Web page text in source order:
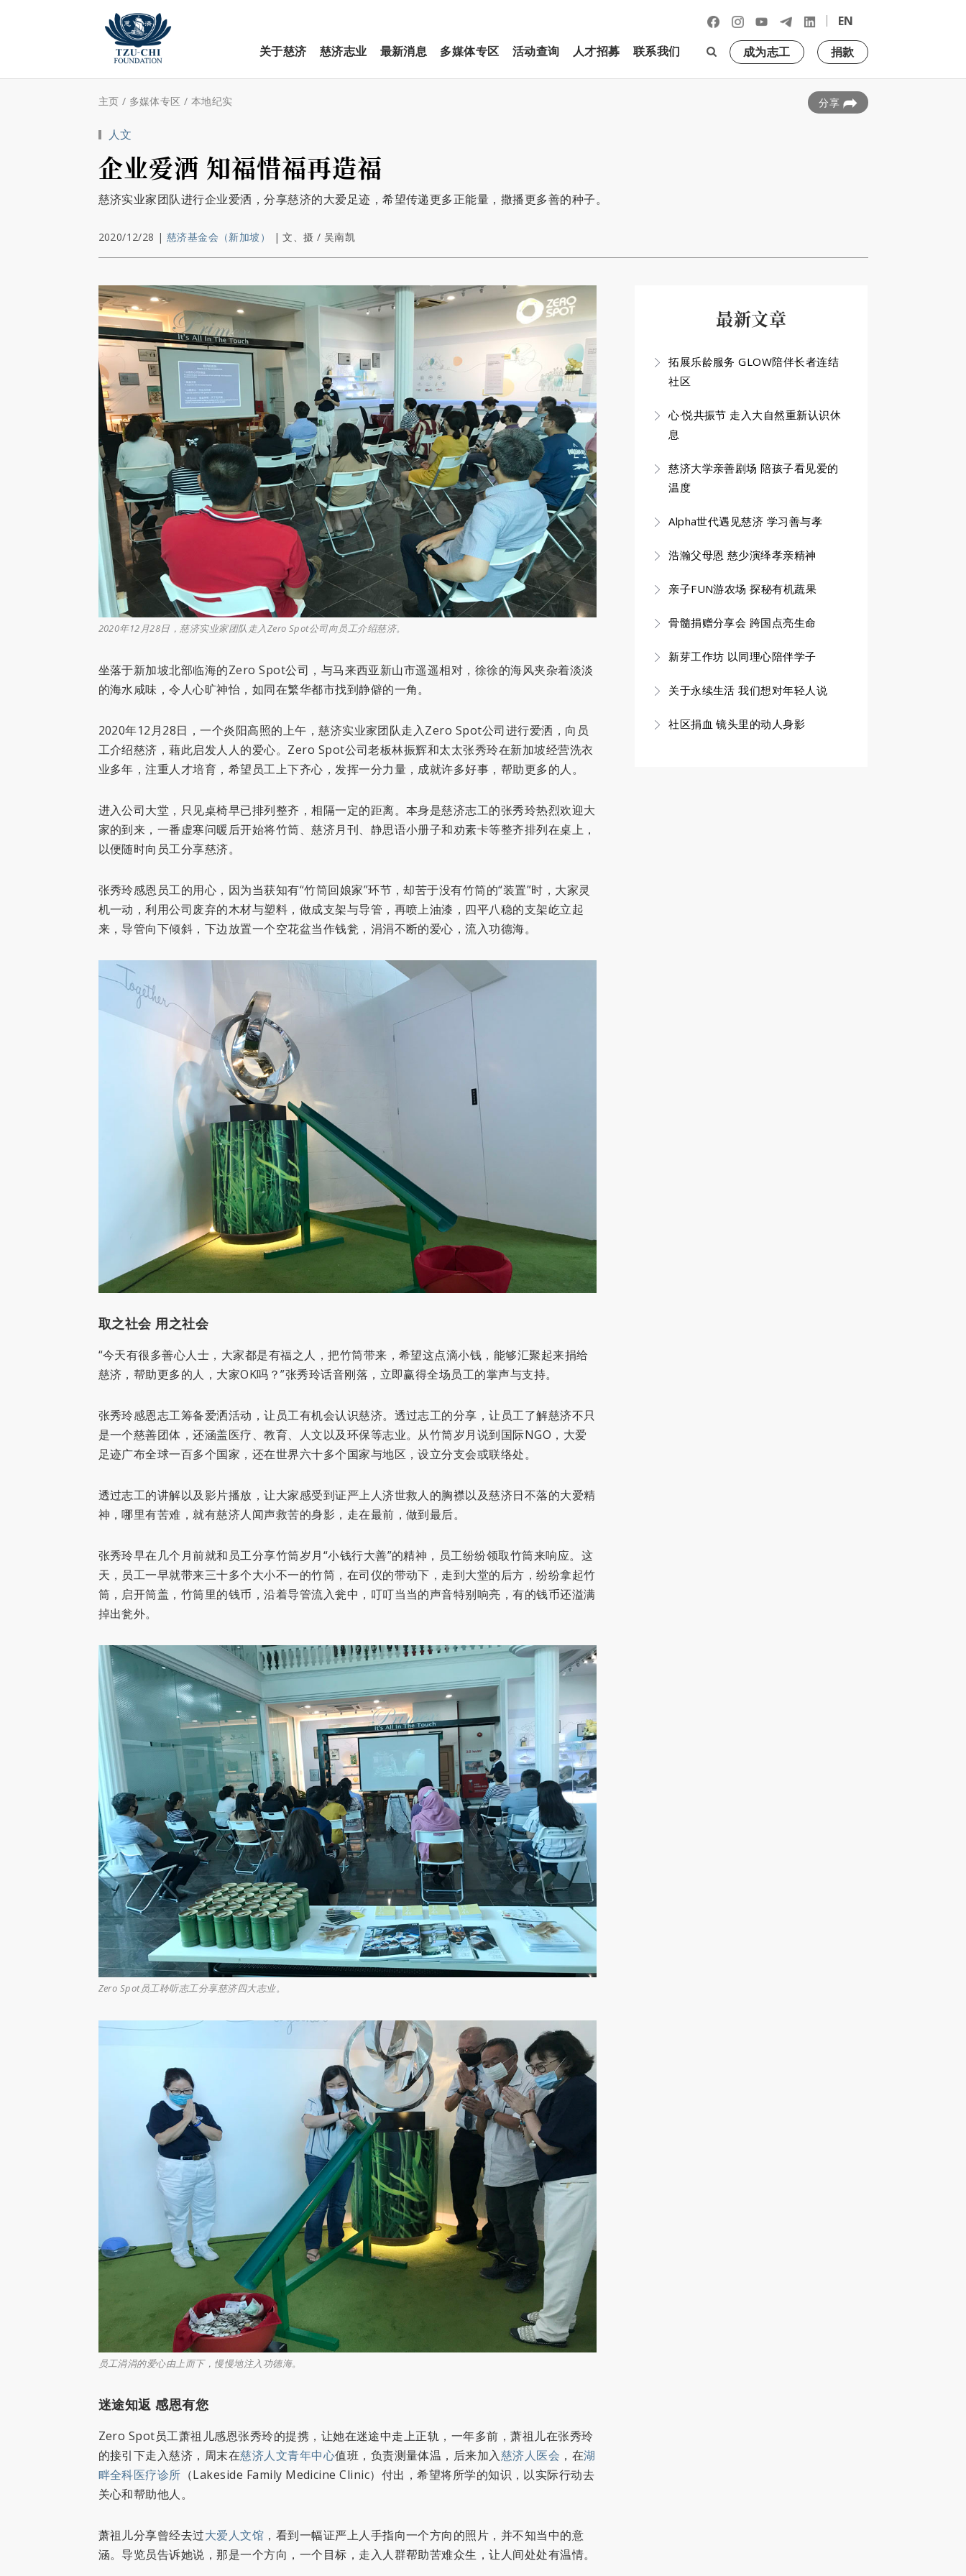
|
EN
关于慈济
慈济志业 最新消息 多媒体专区 活动查询 人才招募 联系我们 成为志工 捐款
主页 / 多媒体专区 / 本地纪实 分享
人文
企业爱洒 知福惜福再造福
慈济实业家团队进行企业爱洒，分享慈济的大爱足迹，希望传递更多正能量，撒播更多善的种子。
2020/12/28 | 慈济基金会（新加坡） |文、摄 / 吴南凯
2020年12月28日，慈济实业家团队走入Zero Spot公司向员工介绍慈济。
坐落于新加坡北部临海的Zero Spot公司，与马来西亚新山市遥遥相对，徐徐的海风夹杂着淡淡
的海水咸味，令人心旷神怡，如同在繁华都市找到静僻的一角。
2020年12月28日，一个炎阳高照的上午，慈济实业家团队走入Zero Spot公司进行爱洒，向员
工介绍慈济，藉此启发人人的爱心。Zero Spot公司老板林振辉和太太张秀玲在新加坡经营洗衣
业多年，注重人才培育，希望员工上下齐心，发挥一分力量，成就许多好事，帮助更多的人。
进入公司大堂，只见桌椅早已排列整齐，相隔一定的距离。本身是慈济志工的张秀玲热烈欢迎大
家的到来，一番虚寒问暖后开始将竹筒、慈济月刊、静思语小册子和劝素卡等整齐排列在桌上，
以便随时向员工分享慈济。
张秀玲感恩员工的用心，因为当获知有“竹筒回娘家”环节，却苦于没有竹筒的“装置”时，大家灵
机一动，利用公司废弃的木材与塑料，做成支架与导管，再喷上油漆，四平八稳的支架屹立起
来，导管向下倾斜，下边放置一个空花盆当作钱瓮，涓涓不断的爱心，流入功德海。
取之社会 用之社会
“今天有很多善心人士，大家都是有福之人，把竹筒带来，希望这点滴小钱，能够汇聚起来捐给
慈济，帮助更多的人，大家OK吗？”张秀玲话音刚落，立即赢得全场员工的掌声与支持。
张秀玲感恩志工筹备爱洒活动，让员工有机会认识慈济。透过志工的分享，让员工了解慈济不只
是一个慈善团体，还涵盖医疗、教育、人文以及环保等志业。从竹筒岁月说到国际NGO，大爱
足迹广布全球一百多个国家，还在世界六十多个国家与地区，设立分支会或联络处。
透过志工的讲解以及影片播放，让大家感受到证严上人济世救人的胸襟以及慈济日不落的大爱精
神，哪里有苦难，就有慈济人闻声救苦的身影，走在最前，做到最后。
张秀玲早在几个月前就和员工分享竹筒岁月“小钱行大善”的精神，员工纷纷领取竹筒来响应。这
天，员工一早就带来三十多个大小不一的竹筒，在司仪的带动下，走到大堂的后方，纷纷拿起竹
筒，启开筒盖，竹筒里的钱币，沿着导管流入瓮中，叮叮当当的声音特别响亮，有的钱币还溢满
掉出瓮外。
Zero Spot员工聆听志工分享慈济四大志业。
员工涓涓的爱心由上而下，慢慢地注入功德海。
迷途知返 感恩有您
Zero Spot员工萧祖儿感恩张秀玲的提携，让她在迷途中走上正轨，一年多前，萧祖儿在张秀玲
的接引下走入慈济，周末在慈济人文青年中心值班，负责测量体温，后来加入慈济人医会 ，在湖
畔全科医疗诊所 （Lakeside Family Medicine Clinic）付出，希望将所学的知识，以实际行动去
关心和帮助他人。
萧祖儿分享曾经去过大爱人文馆 ，看到一幅证严上人手指向一个方向的照片，并不知当中的意
涵。导览员告诉她说，那是一个方向，一个目标，走入人群帮助苦难众生，让人间处处有温情。
最新文章
拓展乐龄服务 GLOW陪伴长者连结
社区
心·悦共振节 走入大自然重新认识休
息
慈济大学亲善剧场 陪孩子看见爱的
温度
Alpha世代遇见慈济 学习善与孝
浩瀚父母恩 慈少演绎孝亲精神
亲子FUN游农场 探秘有机蔬果
骨髓捐赠分享会 跨国点亮生命
新芽工作坊 以同理心陪伴学子
关于永续生活 我们想对年轻人说
社区捐血 镜头里的动人身影